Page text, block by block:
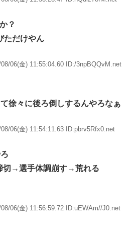
？
ただけやん
08/06(金) 11:55:04.60 ID:/3npBQQvM.net
徐々に後ろ倒しするんやろなぁ
08/06(金) 11:54:11.63 ID:pbrv5Rfx0.net
切→選手体調崩す→荒れる
08/06(金) 11:56:59.72 ID:uEWAm//J0.net